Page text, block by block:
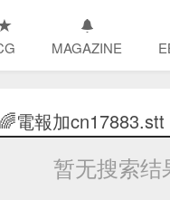
MAGAZINE
電報加
暂无搜索结